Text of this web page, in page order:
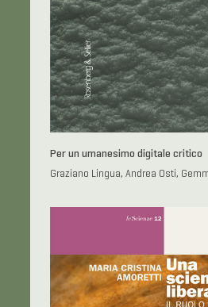
Per un umanesimo digitale critico
Graziano Lingua, Andrea Osti,